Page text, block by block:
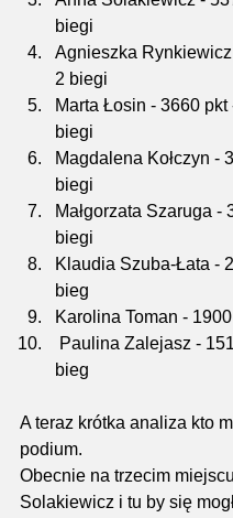
biegi
Agnieszka
2 biegi
Marta Łosin - 3660 pkt
biegi
Magdalena Kołczyn -
biegi
Małgorzata Szaruga -
biegi
Klaudia Szuba-Łata -
bieg
Karolina Toman -
bieg
A teraz krótka analiza kto
podium.
Obecnie na trzecim
Solakiewicz i tu by się